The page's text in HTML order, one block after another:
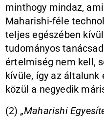
minthogy mindaz,
Maharishi-féle
teljes egészében
tudományos
értelmiség nem kell,
kívüle, így az
közül a negyedik
(2) „Maharishi